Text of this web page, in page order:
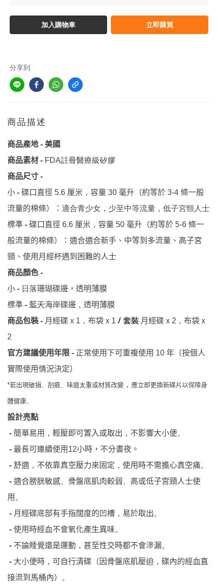
加入購物車 立即購買
分享到
商品描述
商品產地 - 美國
商品素材 - FDA註冊醫療級矽膠
商品尺寸 -
小 -碟口直徑 5.6 厘米 ， 容量 30 毫升（約等於 3-4 條一般
流量的棉條）
： 適合青少女，少至中等流量，低子宮頸人士
標準 - 碟口直徑 6.6 厘米 ， 容量 50 毫升（約等於 5-6 條一
般流量的棉條）：適合適合新手、中等到多流量、高子宮
頸、使用月經杯遇到困難的人士
商品顏色 -
小 - 日落珊瑚碟邊，透明薄膜
標準 -藍天海岸碟邊 ， 透明薄膜
商品包裝 - 月經碟 x 1 ， 布袋 x 1 / 套裝 月經碟 x 2 ， 布袋 x
2
官方建議使用年限 - 正常使用下可重複使用 10 年（按個人
實際使用情況決定）
*若出現破損、 刮痕、 味道太重或材質改變 ， 應立即更換新碟片以保障身
體健康。
設計亮點
- 簡單易用 ， 輕壓即可置入或取出 ， 不影響大小便。
- 最長可連續使用 12小時，不分晝夜。
-舒適 ， 不依靠真空壓力來固定 ， 使用時不需擔心真空痛。
-適合膀胱敏感 骨盤底肌肉較弱
高或低子宮頸人士使
用。
- 月經碟底部有手指闊度的凹槽 ， 易於取出。
-使用時經血不會氧化產生異味。
- 不論睡覺還是運動 ， 甚至性交時都不會滲漏。
- 大小便時 ， 可自行清碟（因骨盤底肌壓迫 ， 碟內的經血直
接流到馬桶內）
。